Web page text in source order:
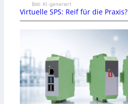
Bild: KI-generiert
Virtuelle SPS: Reif für die Praxis?